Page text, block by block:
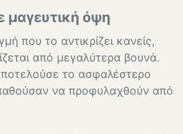
όψη
που το αντικρίζει κανείς,
από μεγαλύτερα βουνά.
το ασφαλέστερο
να προφυλαχθούν από